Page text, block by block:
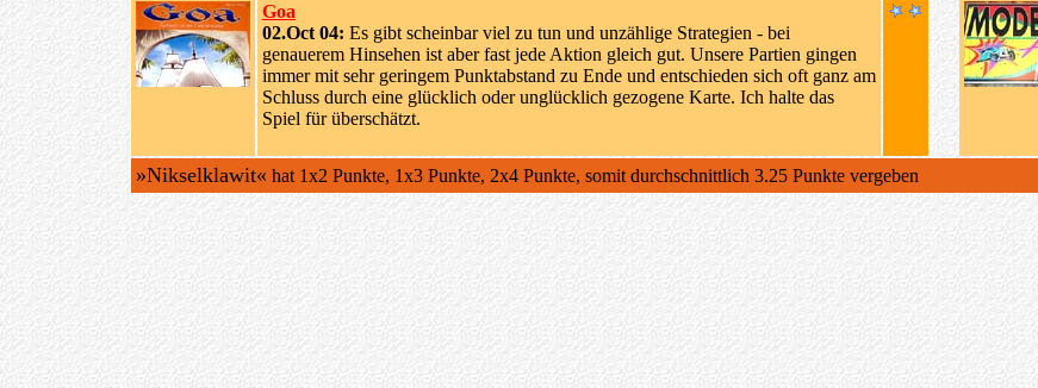
Goa
02.Oct 04: Es gibt scheinbar viel zu tun und unzählige Strategien - bei
genauerem Hinsehen ist aber fast jede Aktion gleich gut. Unsere Partien gingen
immer mit sehr geringem Punktabstand zu Ende und entschieden sich oft ganz am
Schluss durch eine glücklich oder unglücklich gezogene Karte. Ich halte das
Spiel für überschätzt.
»Nikselklawit« hat 1x2 Punkte, 1x3 Punkte, 2x4 Punkte, somit durchschnittlich 3.25 Punkte vergeben